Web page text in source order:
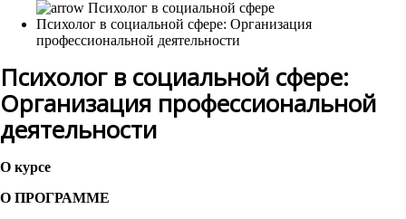
Психолог в социальной сфере: Организация
профессиональной деятельности
Психолог в социальной сфере:
Организация профессиональной
деятельности
О курсе
О ПРОГРАММЕ